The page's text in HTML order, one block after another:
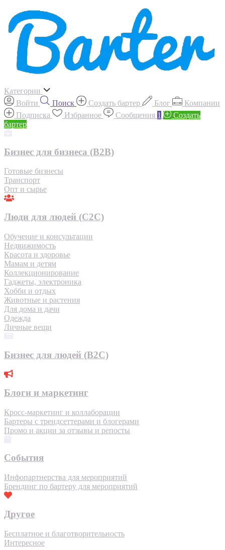
Категории
Войти
Поиск Создать бартер Блог
Компании
Подписка
Избранное Сообщения 1
Создать
бартер
Бизнес для бизнеса (B2B)
Готовые бизнесы
Транспорт
Опт и сырье
Люди для людей (С2С)
Обучение и консультации
Недвижимость
Красота и здоровье
Мамам и детям
Коллекционирование
Гаджеты, электроника
Хобби и отдых
Животные и растения
Для дома и дачи
Одежда
Личные вещи
Бизнес для людей (B2C)
Блоги и маркетинг
Кросс-маркетинг и коллаборации
Бартеры с трендсеттерами и блогерами
Промо и акции за отзывы и репосты
События
Инфопартнерства для мероприятий
Брендинг по бартеру для мероприятий
Другое
Бесплатное и благотворительность
Интересное